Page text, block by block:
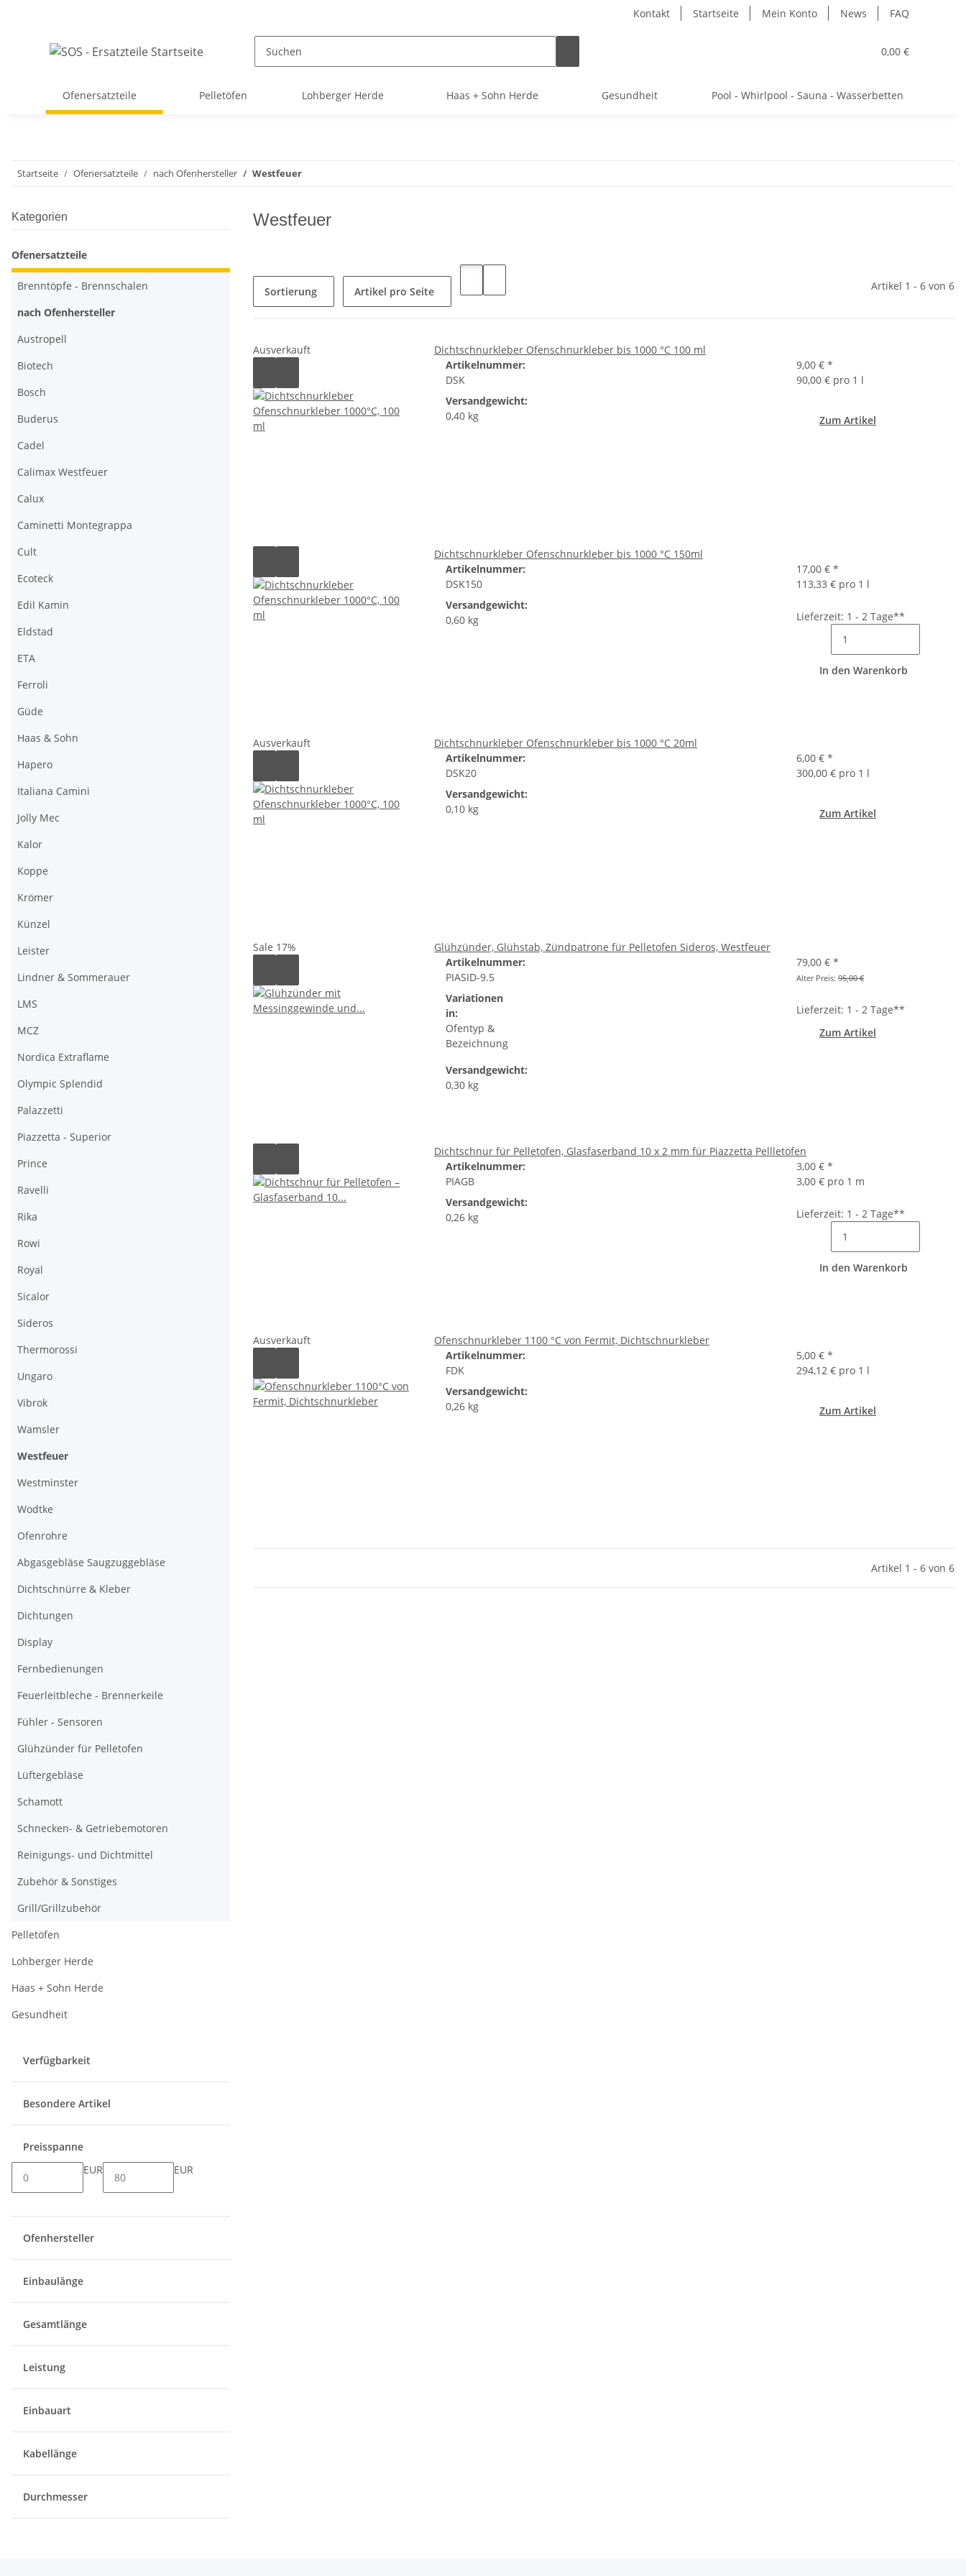
Kontakt Startseite Mein Konto News FAQ
0,00 €
Ofenersatzteile Pelletöfen Lohberger Herde Haas + Sohn Herde Gesundheit Pool - Whirlpool - Sauna - Wasserbetten
Startseite Ofenersatzteile nach Ofenhersteller Westfeuer
Westfeuer
Sortierung Artikel pro Seite Artikel 1 - 6 von 6
Ausverkauft
Dichtschnurkleber Ofenschnurkleber bis 1000 °C 100 ml
Artikelnummer:
DSK
Versandgewicht:
0,40 kg
9,00 € *
90,00 € pro 1 l
Zum Artikel
Dichtschnurkleber Ofenschnurkleber bis 1000 °C 150ml
Artikelnummer:
DSK150
Versandgewicht:
0,60 kg
17,00 € *
113,33 € pro 1 l
Lieferzeit: 1 - 2 Tage**
In den Warenkorb
Ausverkauft
Dichtschnurkleber Ofenschnurkleber bis 1000 °C 20ml
Artikelnummer:
DSK20
Versandgewicht:
0,10 kg
6,00 € *
300,00 € pro 1 l
Zum Artikel
Sale 17%
Glühzünder, Glühstab, Zündpatrone für Pelletofen Sideros, Westfeuer
Artikelnummer:
PIASID-9.5
Variationen
in:
Ofentyp &
Bezeichnung
Versandgewicht:
0,30 kg
79,00 € *
Alter Preis: 95,00 €
Lieferzeit: 1 - 2 Tage**
Zum Artikel
Dichtschnur für Pelletofen, Glasfaserband 10 x 2 mm für Piazzetta Pellletöfen
Artikelnummer:
PIAGB
Versandgewicht:
0,26 kg
3,00 € *
3,00 € pro 1 m
Lieferzeit: 1 - 2 Tage**
In den Warenkorb
Ausverkauft
Ofenschnurkleber 1100 °C von Fermit, Dichtschnurkleber
Artikelnummer:
FDK
Versandgewicht:
0,26 kg
5,00 € *
294,12 € pro 1 l
Zum Artikel
Artikel 1 - 6 von 6
Kategorien
Ofenersatzteile
Brenntöpfe - Brennschalen
nach Ofenhersteller
Austropell
Biotech
Bosch
Buderus
Cadel
Calimax Westfeuer
Calux
Caminetti Montegrappa
Cult
Ecoteck
Edil Kamin
Eldstad
ETA
Ferroli
Güde
Haas & Sohn
Hapero
Italiana Camini
Jolly Mec
Kalor
Koppe
Krömer
Künzel
Leister
Lindner & Sommerauer
LMS
MCZ
Nordica Extraflame
Olympic Splendid
Palazzetti
Piazzetta - Superior
Prince
Ravelli
Rika
Rowi
Royal
Sicalor
Sideros
Thermorossi
Ungaro
Vibrok
Wamsler
Westfeuer
Westminster
Wodtke
Ofenrohre
Abgasgebläse Saugzuggebläse
Dichtschnürre & Kleber
Dichtungen
Display
Fernbedienungen
Feuerleitbleche - Brennerkeile
Fühler - Sensoren
Glühzünder für Pelletofen
Lüftergebläse
Schamott
Schnecken- & Getriebemotoren
Reinigungs- und Dichtmittel
Zubehör & Sonstiges
Grill/Grillzubehör
Pelletöfen
Lohberger Herde
Haas + Sohn Herde
Gesundheit
Verfügbarkeit
Besondere Artikel
Preisspanne
EUR
EUR
Ofenhersteller
Einbaulänge
Gesamtlänge
Leistung
Einbauart
Kabellänge
Durchmesser